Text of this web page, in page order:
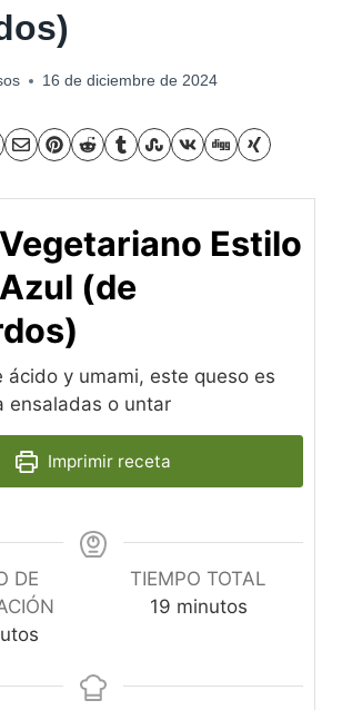
16 de diciembre de 2024
Estilo
(de
ácido y umami, este queso es
ensaladas o untar
Imprimir receta
DE
TIEMPO TOTAL
19m
u
minutos